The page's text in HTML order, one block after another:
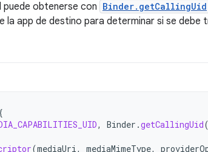
puede obtenerse con Binder.getCallingUid
la app de destino para determinar si se debe
, Binder .getCallingUid
(mediaUri, mediaMimeType,